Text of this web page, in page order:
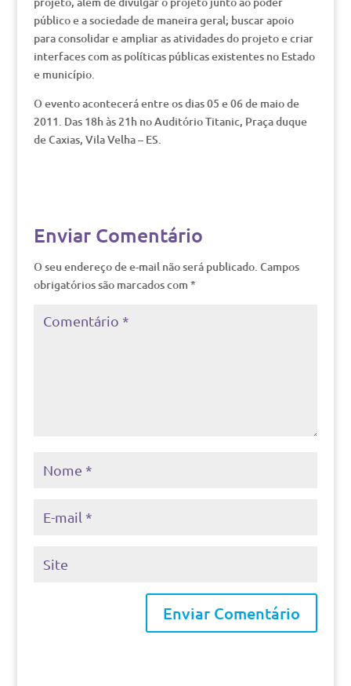
público e a sociedade de maneira geral; buscar apoio
para consolidar e ampliar as atividades do projeto e criar
interfaces com as políticas públicas existentes no Estado
e município.
O evento acontecerá entre os dias 05 e 06 de maio de
2011. Das 18h às 21h no Auditório Titanic, Praça duque
de Caxias, Vila Velha – ES.
Enviar Comentário
O seu endereço de e-mail não será publicado. Campos
obrigatórios são marcados com *